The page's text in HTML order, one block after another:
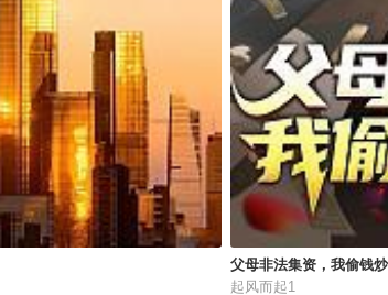
父母非法集资，我偷钱炒
起风而起1